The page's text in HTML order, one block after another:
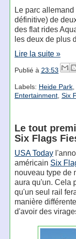
Le parc allemand
définitive) de
des flat rides
les deux de plus
Lire la suite »
Publié à 23:53
Labels: Heide Park,
Entertainment, Six
Le tout
Six Flags
USA Today
américain Six
nouveau type de
aura qu'un. Cela
qu'un seul rail
manière
d'avoir des